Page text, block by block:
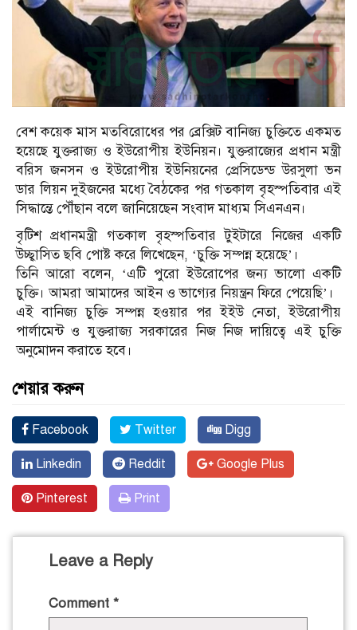
বেশ কয়েক মাস মতবিরোধের পর ব্রেক্সিট বানিজ্য চুক্তিতে একমত
হয়েছে যুক্তরাজ্য ও ইউরোপীয় ইউনিয়ন। যুক্তরাজ্যের প্রধান মন্ত্রী
বরিস জনসন ও ইউরোপীয় ইউনিয়নের প্রেসিডেন্ড উরসুলা ভন
ডার লিয়ন দুইজনের মধ্যে বৈঠকের পর গতকাল বৃহস্পতিবার এই
সিদ্ধান্তে পৌঁছান বলে জানিয়েছেন সংবাদ মাধ্যম সিএনএন।
বৃটিশ প্রধানমন্ত্রী গতকাল বৃহস্পতিবার টুইটারে নিজের একটি
উচ্ছ্বাসিত ছবি পোষ্ট করে লিখেছেন, ‘চুক্তি সম্পন্ন হয়েছে’।
তিনি আরো বলেন, ‘এটি পুরো ইউরোপের জন্য ভালো একটি
চুক্তি। আমরা আমাদের আইন ও ভাগ্যের নিয়ন্ত্রন ফিরে পেয়েছি’।
এই বানিজ্য চুক্তি সম্পন্ন হওয়ার পর ইইউ নেতা, ইউরোপীয়
পার্লামেন্ট ও যুক্তরাজ্য সরকারের নিজ নিজ দায়িত্বে এই চুক্তি
অনুমোদন করাতে হবে।
শেয়ার করুন
Facebook Twitter Digg
Linkedin Reddit Google Plus
Pinterest Print
Leave a Reply
Comment *